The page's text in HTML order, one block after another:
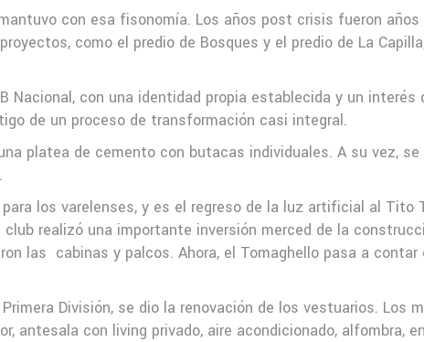
con esa fisonomía. Los años post crisis fueron
como el predio de Bosques y el predio de La
Nacional, con una identidad propia establecida y un interés
de un proceso de transformación casi integral.
platea de cemento con butacas individuales. A su vez,
los varelenses, y es el regreso de la luz artificial al Tito
realizó una importante inversión merced de la
las cabinas y palcos. Ahora, el Tomaghello pasa a
División, se dio la renovación de los vestuarios. Los
antesala con living privado, aire acondicionado, alfombra,